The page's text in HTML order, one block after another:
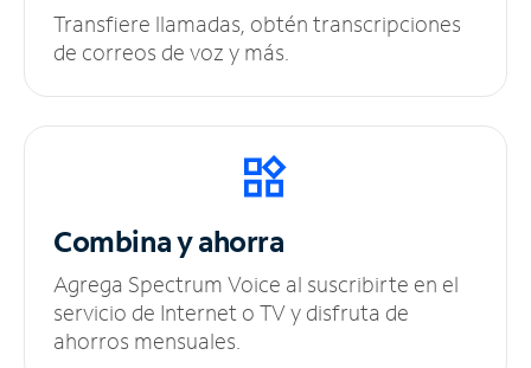
Transfiere llamadas, obtén transcripciones
de correos de voz y más.
Combina y ahorra
Agrega Spectrum Voice al suscribirte en el
servicio de Internet o TV y disfruta de
ahorros mensuales.